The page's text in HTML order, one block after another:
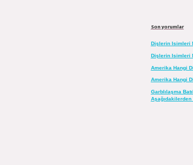
Son yorumlar
Dişlerin Isimleri
Dişlerin Isimleri
Amerika Hangi
Amerika Hangi
Garblılaşma